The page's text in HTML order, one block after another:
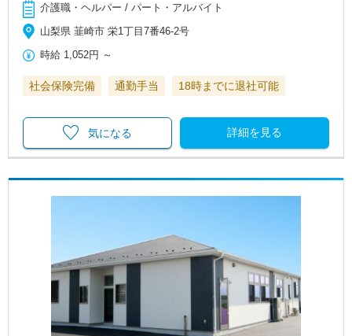
介護職・ヘルパー / パート・アルバイト
山梨県 韮崎市 栄1丁目7番46-2号
時給 1,052円 ～
社会保険完備 通勤手当 18時までに退社可能
詳細を見る
気になる